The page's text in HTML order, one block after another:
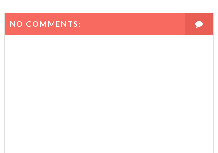
NO COMMENTS: